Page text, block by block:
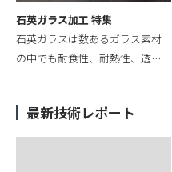
石英ガラス加工 特集
石英ガラスは数あるガラス素材
の中でも耐食性、耐熱性、透…
最新技術レポート